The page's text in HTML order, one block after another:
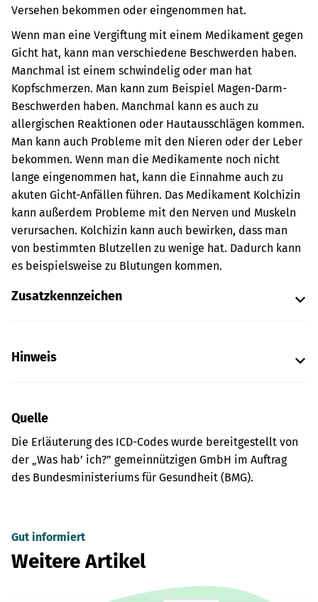
Versehen bekommen oder eingenommen hat.
Wenn man eine Vergiftung mit einem Medikament gegen
Gicht hat, kann man verschiedene Beschwerden haben.
Manchmal ist einem schwindelig oder man hat
Kopfschmerzen. Man kann zum Beispiel Magen-Darm-
Beschwerden haben. Manchmal kann es auch zu
allergischen Reaktionen oder Hautausschlägen kommen.
Man kann auch Probleme mit den Nieren oder der Leber
bekommen. Wenn man die Medikamente noch nicht
lange eingenommen hat, kann die Einnahme auch zu
akuten Gicht-Anfällen führen. Das Medikament Kolchizin
kann außerdem Probleme mit den Nerven und Muskeln
verursachen. Kolchizin kann auch bewirken, dass man
von bestimmten Blutzellen zu wenige hat. Dadurch kann
es beispielsweise zu Blutungen kommen.
Zusatzkennzeichen
Hinweis
Quelle
Die Erläuterung des ICD-Codes wurde bereitgestellt von
der „Was hab’ ich?” gemeinnützigen GmbH im Auftrag
des Bundesministeriums für Gesundheit (BMG).
Gut informiert
Weitere Artikel